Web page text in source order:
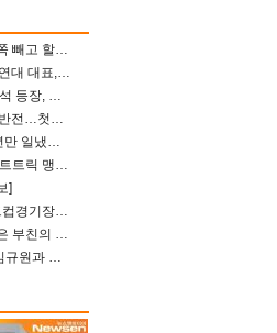
이승철 겹경사, 위고비로 살 쪽 빼고 할아버지 된다‥마음으로 낳은 딸 임신 자랑(유퀴즈)
‘71만 유튜버’ 배인규 신남성연대 대표, 오늘(5일) 숨진 채 발견…향년 36세
박주호 딸 나은 ‘골때녀’ 관중석 등장, 김민재 복제인간 보고 혼란 [결정적장면]
‘나는 SOLO’ 33기 첫날부터 반전…첫인상 0표 영호, 호감남 급부상
‘드라우닝 걔’ 우즈, 데뷔 12년만 일냈다…체조경기장 입성 확정
‘골때녀’ 올스타전, 마시마 포트트릭 맹추격전 5:4 골 잔치 ‘짜릿’ [어제TV]
]
트리플에스 김채연, 서울월드컵경기장에 뜬 맨시티 여신 [포토엔HD]
눈물겨운 음문석, 무명 때 받은 부친의 전재산→폐암 父 세상 떠나기 전 여행(유퀴즈)[어제TV]
트리플에스 김채연, 개그맨 김규원과 함께 프리뷰쇼 진행 [포토엔HD]